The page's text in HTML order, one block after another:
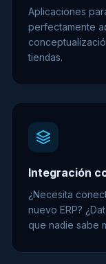
Aplicaciones
perfectamente
tiendas.
Integración
¿Necesita
nuevo ERP?
que nadie sabe